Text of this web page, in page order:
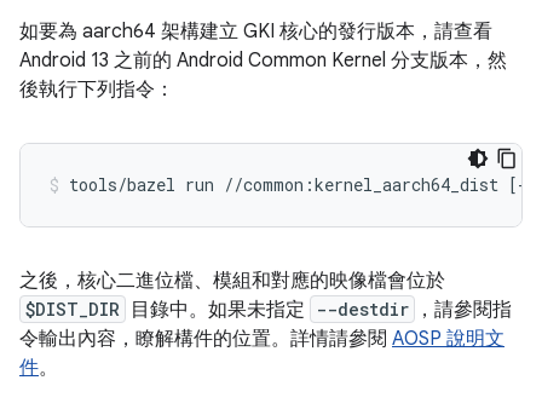
如要為 aarch64 架構建立 GKI 核心的發行版本，請查看
Android 13 之前的 Android Common Kernel 分支版本，然
後執行下列指令：
tools/bazel run //common:kernel_aarch64_dist
之後，核心二進位檔、模組和對應的映像檔會位於
$DIST_DIR 目錄中。如果未指定 --destdir
，請參閱指
令輸出內容，瞭解構件的位置。詳情請參閱 AOSP 說明文
件。